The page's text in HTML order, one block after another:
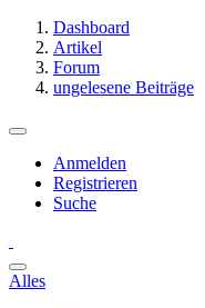
Dashboard
Artikel
Forum
ungelesene Beiträge
Anmelden
Registrieren
Suche
Alles